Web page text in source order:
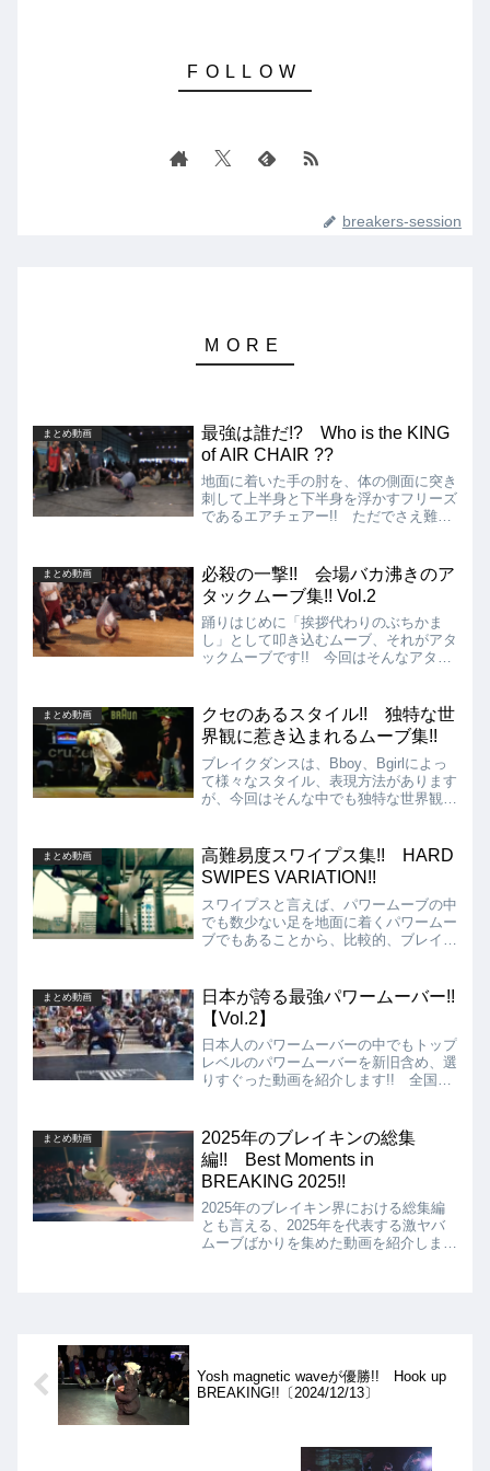
breakers-session
まとめ動画
最強は誰だ!? Who is the KING
of AIR CHAIR ??
地面に着いた手の肘を、体の側面に突き
刺して上半身と下半身を浮かすフリーズ
であるエアチェアー!! ただでさえ難易
ブ、シグネチャームーブにまで特化して
いるBboyを世界中から厳選して集めた
動画を紹介します!!
まとめ動画
必殺の一撃!! 会場バカ沸きのア
タックムーブ集!! Vol.2
踊りはじめに「挨拶代わりのぶちかま
し」として叩き込むムーブ、それがアタ
ックムーブです!! 今回はそんなアタッ
ます!!
まとめ動画
クセのあるスタイル!! 独特な世
界観に惹き込まれるムーブ集!!
ブレイクダンスは、Bboy、Bgirlによっ
て様々なスタイル、表現方法があります
が、今回はそんな中でも独特な世界観に
まとめ動画
高難易度スワイプス集!! HARD
SWIPES VARIATION!!
スワイプスと言えば、パワームーブの中
でも数少ない足を地面に着くパワームー
ブでもあることから、比較的、ブレイキ
ることが多いですが、今回の動画では、
そんな簡単なハズなスワイプスを高難度
な技に昇華させた動画を集めた映像を紹
介します!!
まとめ動画
日本が誇る最強パワームーバー!!
【Vol.2】
日本人のパワームーバーの中でもトップ
レベルのパワームーバーを新旧含め、選
りすぐった動画を紹介します!! 全国的
わかりますか?
まとめ動画
2025年のブレイキンの総集
編!! Best Moments in
BREAKING 2025!!
2025年のブレイキン界における総集編
とも言える、2025年を代表する激ヤバ
ムーブばかりを集めた動画を紹介しま
Yosh magnetic waveが優勝!! Hook up
BREAKING!!〔2024/12/13〕